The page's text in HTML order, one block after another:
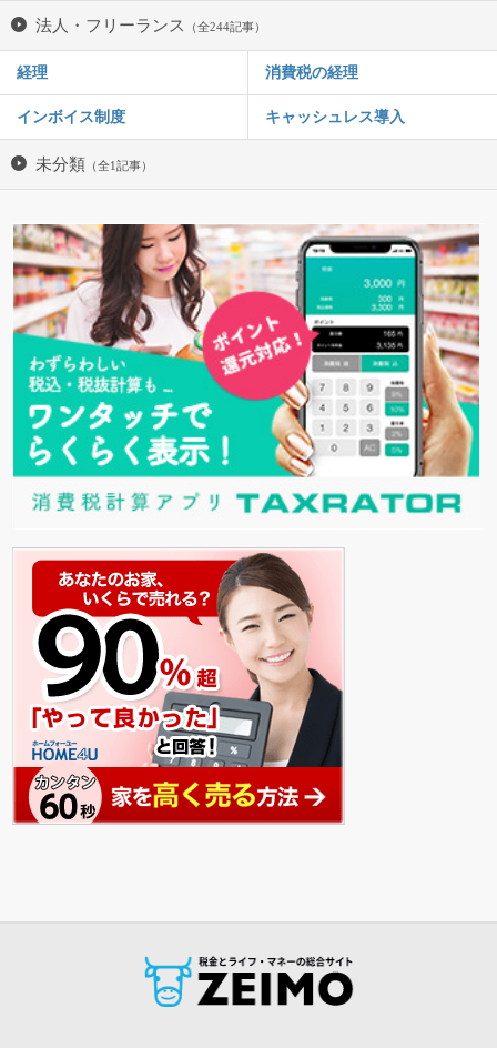
法人・フリーランス （全244記事）
経理 消費税の経理
インボイス制度 キャッシュレス導入
未分類 （全1記事）